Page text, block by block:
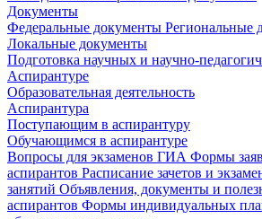
Документы
Федеральные документы Региональные
Локальные документы
Подготовка научных и научно-
Аспирантуре
Образовательная деятельность
Аспирантура
Поступающим в аспирантуру
Обучающимся в аспирантуре
Вопросы для экзаменов ГИА Формы
аспирантов Расписание зачетов и
занятий Объявления, документы и
аспирантов Формы индивидуальных